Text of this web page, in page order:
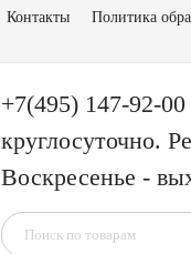
Контакты
Политика
+7(495) 147-92-
круглосуточно.
Воскресенье -